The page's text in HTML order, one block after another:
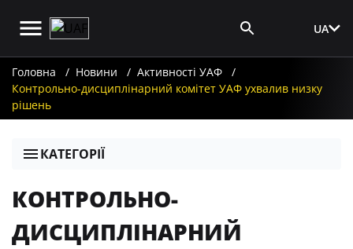
UA
Головна Новини
Активності УАФ
Контрольно-дисциплінарний комітет УАФ ухвалив низку
рішень
КАТЕГОРІЇ
КОНТРОЛЬНО-
ДИСЦИПЛІНАРНИЙ